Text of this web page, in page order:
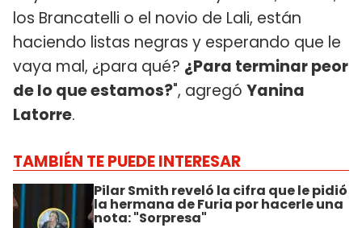
los Brancatelli o el novio de Lali, están
haciendo listas negras y esperando que le
vaya mal, ¿para qué? ¿Para terminar peor
de lo que estamos?", agregó Yanina
Latorre.
TAMBIÉN TE PUEDE INTERESAR
Pilar Smith reveló la cifra que le pidió
la hermana de Furia por hacerle una
nota: "Sorpresa"